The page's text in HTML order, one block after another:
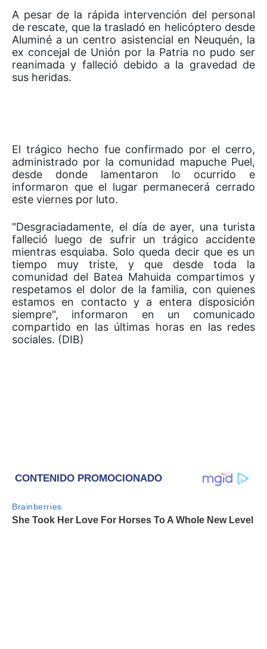
A pesar de la rápida intervención del personal
de rescate, que la trasladó en helicóptero desde
Aluminé a un centro asistencial en Neuquén, la
ex concejal de Unión por la Patria no pudo ser
reanimada y falleció debido a la gravedad de
sus heridas.
El trágico hecho fue confirmado por el cerro,
administrado por la comunidad mapuche Puel,
desde donde lamentaron lo ocurrido e
informaron que el lugar permanecerá cerrado
este viernes por luto.
"Desgraciadamente, el día de ayer, una turista
falleció luego de sufrir un trágico accidente
mientras esquiaba. Solo queda decir que es un
tiempo muy triste, y que desde toda la
comunidad del Batea Mahuida compartimos y
respetamos el dolor de la familia, con quienes
estamos en contacto y a entera disposición
siempre", informaron en un comunicado
compartido en las últimas horas en las redes
sociales. (DIB)